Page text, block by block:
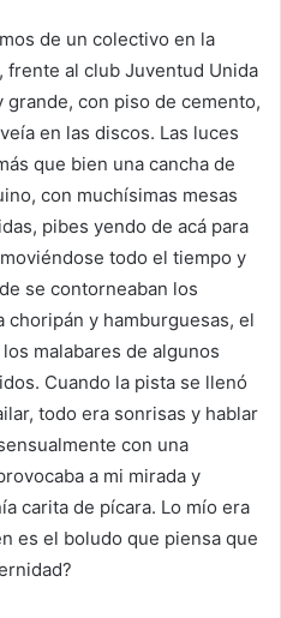
de un colectivo en la
frente al club Juventud Unida
grande, con piso de cemento,
en las discos. Las luces
que bien una cancha de
con muchísimas mesas
pibes yendo de acá para
todo el tiempo y
se contorneaban los
y hamburguesas, el
malabares de algunos
Cuando la pista se llenó
todo era sonrisas y hablar
con una
a mi mirada y
carita de pícara. Lo mío era
es el boludo que piensa que